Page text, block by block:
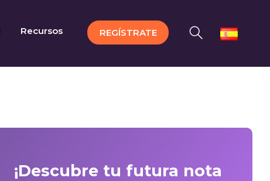
Recursos REGÍSTRATE
¡Descubre tu futura nota